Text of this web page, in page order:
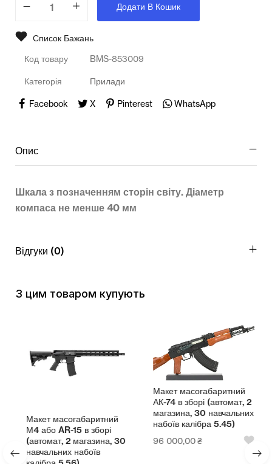
Фізика
Всі товари
Підкатегорії відсутні.
Додати В Кошик
Список Бажань
Код товару BMS-853009
Категорія Прилади
Facebook X Pinterest WhatsApp
Опис
Шкала з позначенням сторін світу. Діаметр
компаса не менше 40 мм
Відгуки (0)
З цим товаром купують
Макет масогабаритний
М4 або AR-15 в зборі
(автомат, 2 магазина, 30
навчальних набоїв
Макет масогабаритний
АК-74 в зборі (автомат, 2
магазина, 30 навчальних
набоїв калібра 5.45)
96 000,00₴